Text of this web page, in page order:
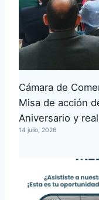
Cámara de
Misa de acción
Aniversario y
14 julio, 2026